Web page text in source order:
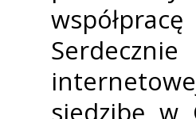
siedzibę w